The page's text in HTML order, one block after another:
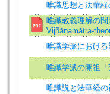
唯識思想と法華経
唯識教義理解の
Vijñānamātra-
唯識学派におけ
唯識学派の開祖
唯識説と法華経の